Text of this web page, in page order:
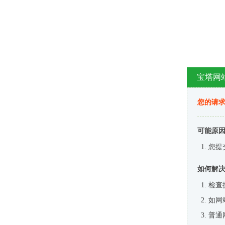
宝塔网
您的请
可能原
您提
如何解
检查
如网
普通